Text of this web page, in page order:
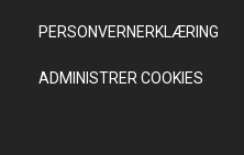
PERSONVERNERKLÆRING
ADMINISTRER COOKIES